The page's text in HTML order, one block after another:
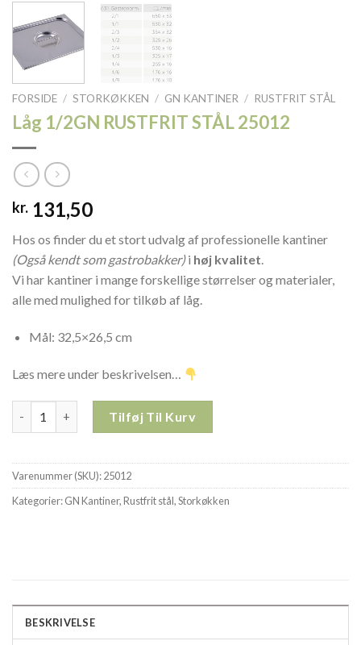
FORSIDE / STORKØKKEN / GN KANTINER / RUSTFRIT STÅL
Låg 1/2GN RUSTFRIT STÅL 25012
kr. 131,50
Hos os finder du et stort udvalg af professionelle kantiner
(Også kendt som gastrobakker)i høj kvalitet.
Vi har kantiner i mange forskellige størrelser og materialer,
alle med mulighed for tilkøb af låg.
Mål: 32,5×26,5 cm
Læs mere under beskrivelsen…
Tilføj Til Kurv
Varenummer (SKU):25012
Kategorier:GN Kantiner,Rustfrit stål,Storkøkken
BESKRIVELSE